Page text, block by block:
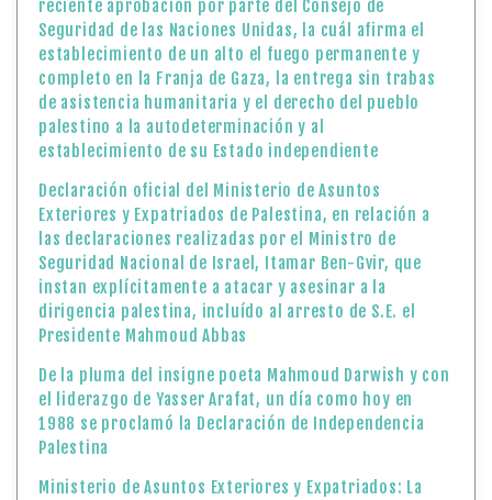
reciente aprobación por parte del Consejo de
Seguridad de las Naciones Unidas, la cuál afirma el
establecimiento de un alto el fuego permanente y
completo en la Franja de Gaza, la entrega sin trabas
de asistencia humanitaria y el derecho del pueblo
palestino a la autodeterminación y al
establecimiento de su Estado independiente
Declaración oficial del Ministerio de Asuntos
Exteriores y Expatriados de Palestina, en relación a
las declaraciones realizadas por el Ministro de
Seguridad Nacional de Israel, Itamar Ben-Gvir, que
instan explícitamente a atacar y asesinar a la
dirigencia palestina, incluído al arresto de S.E. el
Presidente Mahmoud Abbas
De la pluma del insigne poeta Mahmoud Darwish y con
el liderazgo de Yasser Arafat, un día como hoy en
1988 se proclamó la Declaración de Independencia
Palestina
Ministerio de Asuntos Exteriores y Expatriados: La